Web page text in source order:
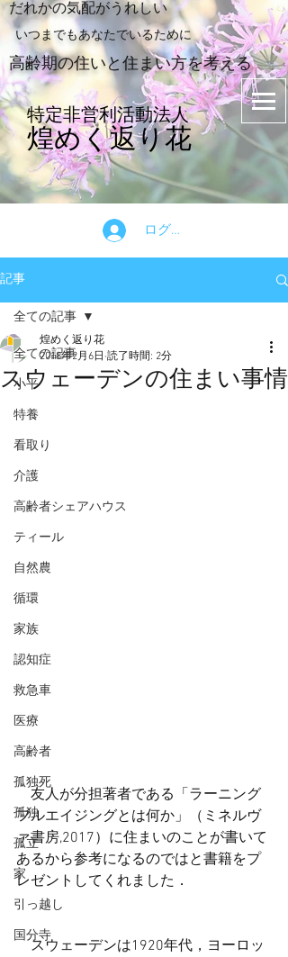
​だれかの気配がうれしい
​いつまでもあなたでいるために
​高齢期の住いと住まい方を考える
特定非営利活動法人
煌めく返り花
ログイン
記事
全ての記事
小平
特養
看取り
介護
高齢者シェアハウス
ティール
自然農
循環
家族
認知症
救急車
医療
高齢者
孤独死
孤独
孤立
家
引っ越し
国分寺
全ての記事
スウェーデンの住まい事情
煌めく返り花
2018年2月6日 読了時間: 2分
友人が分担著者である「ラーニング
フルエイジングとは何か」（ミネルヴ
ァ書房,2017）に住まいのことが書いて
あるから参考になるのではと書籍をプ
レゼントしてくれました．
スウェーデンは1920年代，ヨーロッ